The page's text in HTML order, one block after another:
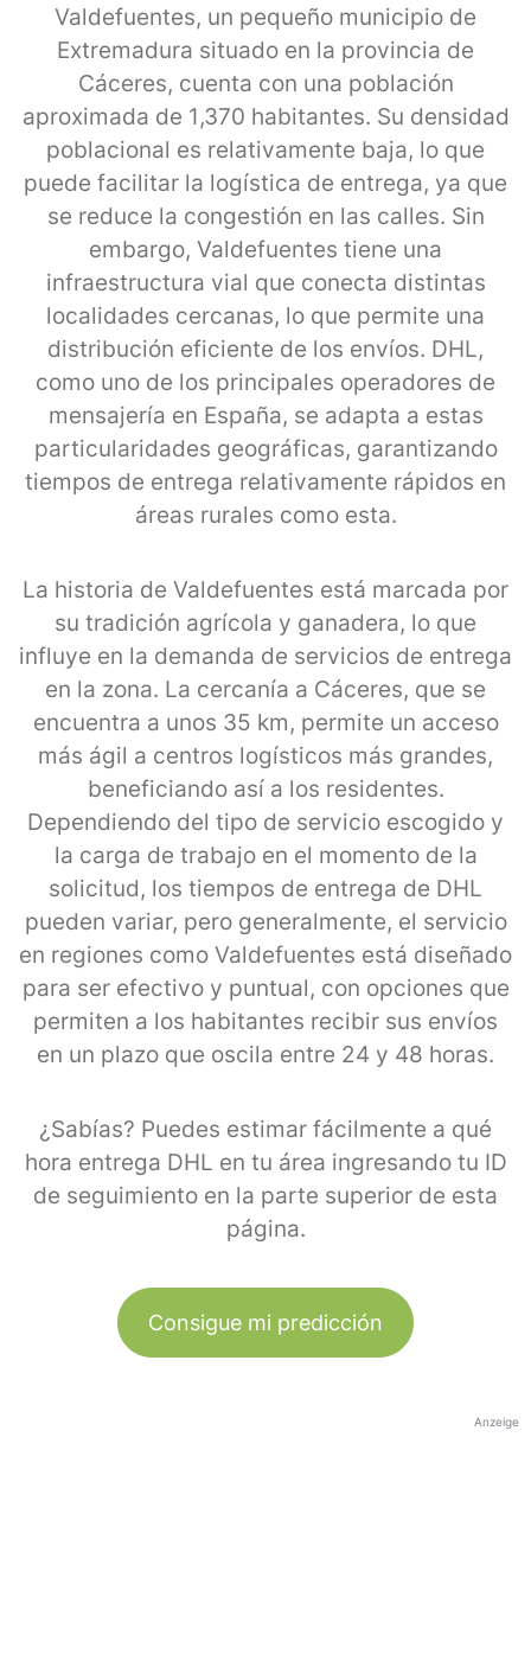
Valdefuentes, un pequeño municipio de
Extremadura situado en la provincia de
Cáceres, cuenta con una población
aproximada de 1,370 habitantes. Su densidad
poblacional es relativamente baja, lo que
puede facilitar la logística de entrega, ya que
se reduce la congestión en las calles. Sin
embargo, Valdefuentes tiene una
infraestructura vial que conecta distintas
localidades cercanas, lo que permite una
distribución eficiente de los envíos. DHL,
como uno de los principales operadores de
mensajería en España, se adapta a estas
particularidades geográficas, garantizando
tiempos de entrega relativamente rápidos en
áreas rurales como esta.
La historia de Valdefuentes está marcada por
su tradición agrícola y ganadera, lo que
influye en la demanda de servicios de entrega
en la zona. La cercanía a Cáceres, que se
encuentra a unos 35 km, permite un acceso
más ágil a centros logísticos más grandes,
beneficiando así a los residentes.
Dependiendo del tipo de servicio escogido y
la carga de trabajo en el momento de la
solicitud, los tiempos de entrega de DHL
pueden variar, pero generalmente, el servicio
en regiones como Valdefuentes está diseñado
para ser efectivo y puntual, con opciones que
permiten a los habitantes recibir sus envíos
en un plazo que oscila entre 24 y 48 horas.
¿Sabías? Puedes estimar fácilmente a qué
hora entrega DHL en tu área ingresando tu ID
de seguimiento en la parte superior de esta
página.
Consigue mi predicción
Anzeige